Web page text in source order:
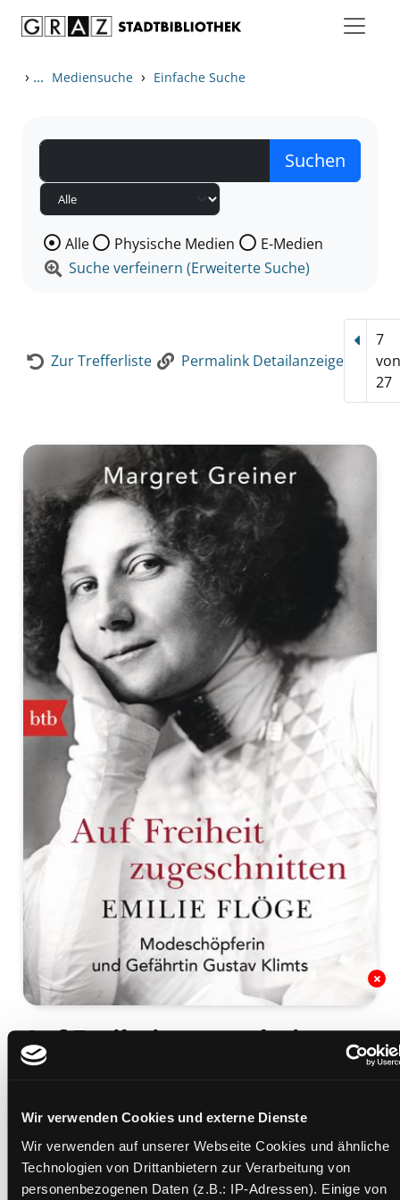
Wir verwenden Cookies und externe Dienste
Wir verwenden auf unserer Webseite Cookies und ähnliche
Technologien von Drittanbietern zur Verarbeitung von
personenbezogenen Daten (z.B.: IP-Adressen). Einige von
› ... Mediensuche › Einfache Suche
Wählen Sie die Medienart nach der Sie suchen wollen.
Alle Physische Medien
E-Medien
Suche verfeinern (Erweiterte Suche)
Zur Trefferliste Permalink Detailanzeige
7
27
Auf Freiheit zugeschnitten:
Emilie Flöge
Mediengruppe:Sachbuch
Verfasser:Suche nach diesem Verfasser
Greiner, Margret
Beschreibung ein-/ausblenden